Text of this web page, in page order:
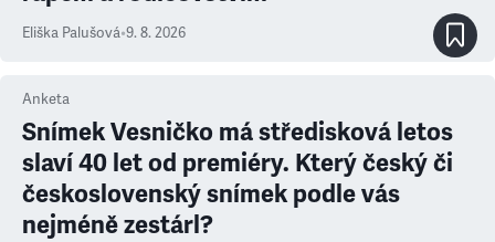
Eliška Palušová•9. 8. 2026
Anketa
Snímek Vesničko má středisková letos
slaví 40 let od premiéry. Který český či
československý snímek podle vás
nejméně zestárl?